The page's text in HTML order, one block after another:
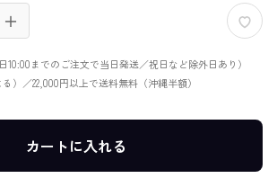
＋
日10:00までのご注文で当日発送／祝日など除外日あり）
）／22,000円以上で送料無料（沖縄半額）
カートに入れる